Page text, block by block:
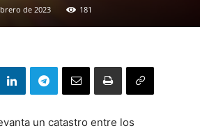
de 2023 181
un catastro entre los